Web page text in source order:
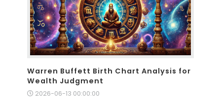
Warren Buffett Birth Chart Analysis for
Wealth Judgment
2026-06-13 00:00:00